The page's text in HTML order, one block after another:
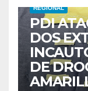
REGIONAL
PDI
DOS
DE